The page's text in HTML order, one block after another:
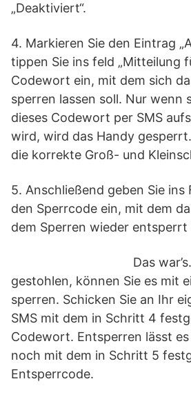
„Deaktiviert“.
4. Markieren Sie den Eintrag
tippen Sie ins feld „Mitteilung
Codewort ein, mit dem sich
sperren lassen soll. Nur wenn
dieses Codewort per SMS
wird, wird das Handy
die korrekte Groß- und
5. Anschließend geben Sie ins
den Sperrcode ein, mit dem
dem Sperren wieder
Das
gestohlen, können Sie es mit
sperren. Schicken Sie an Ihr
SMS mit dem in Schritt 4
Codewort. Entsperren lässt
noch mit dem in Schritt 5
Entsperrcode.